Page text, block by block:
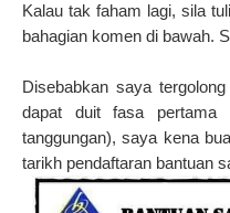
Kalau tak faham lagi, sila
bahagian komen di bawah.
Disebabkan saya
dapat duit fasa pertama
tanggungan), saya kena
tarikh pendaftaran bantuan